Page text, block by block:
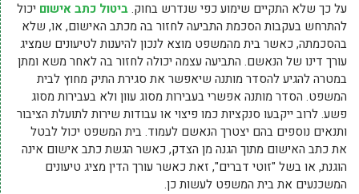
על כך שלא התקיים שימוע כפי שנדרש בחוק.ביטול כתב אישום יכול
להתרחש בעקבות הסכמת התביעה לחזור בה מכתב האישום, או, שלא
בהסכמתה, כאשר בית מהמשפט מוצא לנכון להיענות לטיעונים שמציג
עורך דינו של הנאשם. התביעה עצמה יכולה לחזור בה לאחר משא ומתן
במטרה להגיע להסדר מותנה שיאפשר את סגירת התיק מחוץ לבית
המשפט. הסדר מותנה אפשרי בעבירות מסוג עוון ולא בעבירות מסוג
פשע. לרוב ייקבעו סנקציות כמו פיצוי או עבודות שירות לתועלת הציבור
ותנאים נוספים בהם יצטרך הנאשם לעמוד. בית המשפט יכול לבטל
את כתב האישום מתוך הגנה מן הצדק, כאשר הגשת כתב אישום אינה
הוגנת, או בשל "זוטי דברים", זאת כאשר עורך הדין מציג טיעונים
המשכנעים את בית המשפט לעשות כן.